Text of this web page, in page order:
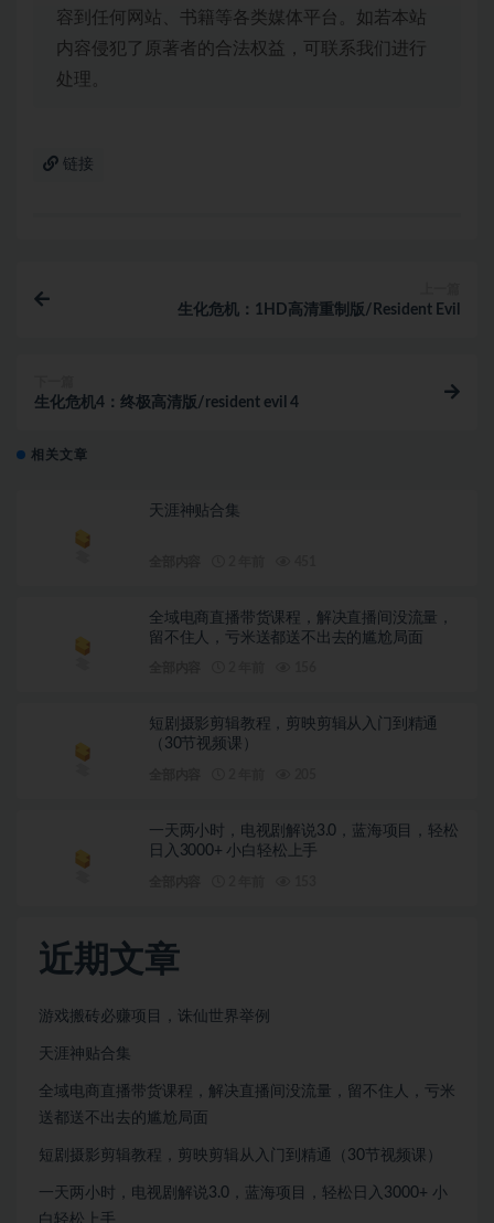
容到任何网站、书籍等各类媒体平台。如若本站
内容侵犯了原著者的合法权益，可联系我们进行
处理。
链接
生化危机：1HD高清重制版/Resident Evil
生化危机4：终极高清版/resident evil 4
相关文章
天涯神贴合集
全域电商直播带货课程，解决直播间没流量，
留不住人，亏米送都送不出去的尴尬局面
短剧摄影剪辑教程，剪映剪辑从入门到精通
（30节视频课）
一天两小时，电视剧解说3.0，蓝海项目，轻松
日入3000+ 小白轻松上手
近期文章
游戏搬砖必赚项目，诛仙世界举例
天涯神贴合集
全域电商直播带货课程，解决直播间没流量，留不住人，亏米
送都送不出去的尴尬局面
短剧摄影剪辑教程，剪映剪辑从入门到精通（30节视频课）
一天两小时，电视剧解说3.0，蓝海项目，轻松日入3000+ 小
白轻松上手